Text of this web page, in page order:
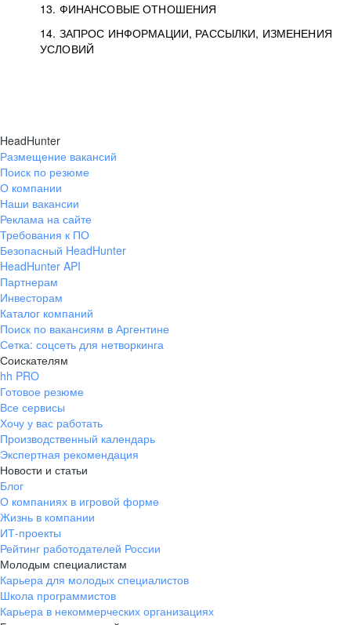
13. ФИНАНСОВЫЕ ОТНОШЕНИЯ
14. ЗАПРОС ИНФОРМАЦИИ, РАССЫЛКИ, ИЗМЕНЕНИЯ
УСЛОВИЙ
HeadHunter
Размещение вакансий
Поиск по резюме
О компании
Наши вакансии
Реклама на сайте
Требования к ПО
Безопасный HeadHunter
HeadHunter API
Партнерам
Инвесторам
Каталог компаний
Поиск по вакансиям в Аргентине
Сетка: соцсеть для нетворкинга
Соискателям
hh PRO
Готовое резюме
Все сервисы
Хочу у вас работать
Производственный календарь
Экспертная рекомендация
Новости и статьи
Блог
О компаниях в игровой форме
Жизнь в компании
ИТ-проекты
Рейтинг работодателей России
Молодым специалистам
Карьера для молодых специалистов
Школа программистов
Карьера в некоммерческих организациях